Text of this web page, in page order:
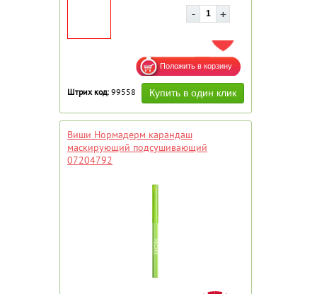
ДОБАВИТЬ В ИЗБРАННОЕ
Штрих код: 99558
Виши Нормадерм карандаш
маскирующий подсушивающий
07204792